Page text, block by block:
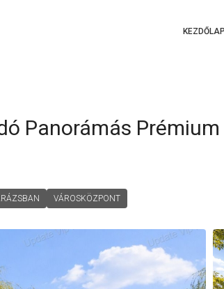
KEZDŐLAP
Panorámás
VÁROSKÖZPONT